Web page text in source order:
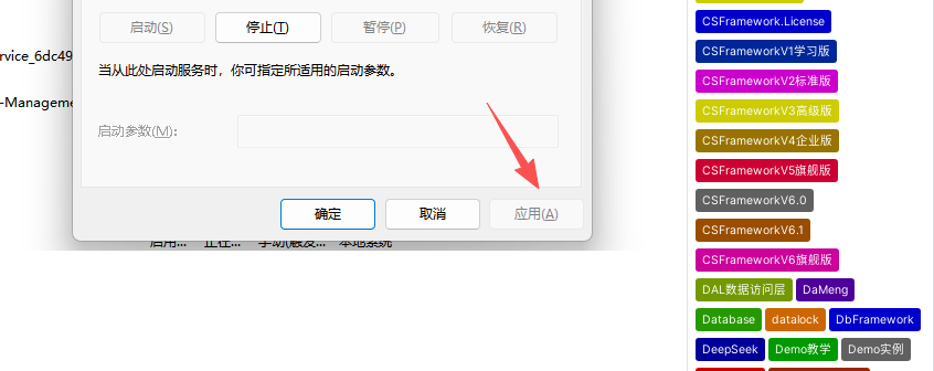
CSFramework.License
CSFrameworkV1学习版
CSFrameworkV2标准版
CSFrameworkV3高级版
CSFrameworkV4企业版
CSFrameworkV5旗舰版
CSFrameworkV6.0
CSFrameworkV6.1
CSFrameworkV6旗舰版
DAL数据访问层 DaMeng
Database datalock DbFramework
DeepSeek Demo教学 Demo实例